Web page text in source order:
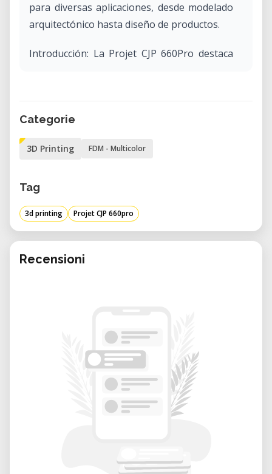
para diversas aplicaciones, desde modelado
arquitectónico hasta diseño de productos.
Introducción: La Projet CJP 660Pro destaca
junto con los materiales especializados
donde la precisión del color y el detalle son
detallada de las características, materiales,
aplicaciones y ventajas de la CJP 660Pro,
proporcionando información valiosa para
los profesionales que consideran esta
solución avanzada de impresión 3D.
polvo, donde aglutinantes de color se
inyectan selectivamente en capas de polvo,
creando modelos 3D a todo color.
o Este proceso elimina la necesidad de
soportes, simplificando el post-
Categorie
3D Printing FDM - Multicolor
Tag
3d printing Projet CJP 660pro
Recensioni